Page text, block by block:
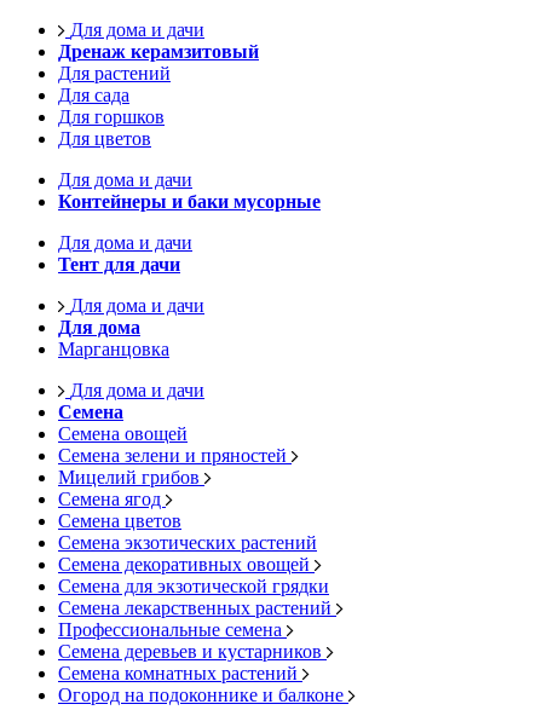
Для дома и дачи
Дренаж керамзитовый
Для растений
Для сада
Для горшков
Для цветов
Для дома и дачи
Контейнеры и баки мусорные
Для дома и дачи
Тент для дачи
Для дома и дачи
Для дома
Марганцовка
Для дома и дачи
Семена
Семена овощей
Семена зелени и пряностей
Мицелий грибов
Семена ягод
Семена цветов
Семена экзотических растений
Семена декоративных овощей
Семена для экзотической грядки
Семена лекарственных растений
Профессиональные семена
Семена деревьев и кустарников
Семена комнатных растений
Огород на подоконнике и балконе